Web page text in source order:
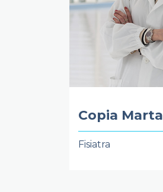
Copia Marta
Fisiatra